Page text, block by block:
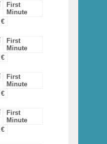
First
Minute
First
Minute
First
Minute
First
Minute